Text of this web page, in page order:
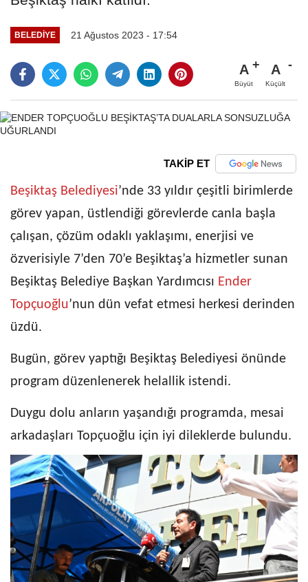
BELEDIYE 21 Ağustos 2023 - 17:54
A
Büyüt
A
Küçült
TAKİP ET
Beşiktaş Belediyesi’nde 33 yıldır çeşitli birimlerde
görev yapan, üstlendiği görevlerde canla başla
çalışan, çözüm odaklı yaklaşımı, enerjisi ve
özverisiyle 7’den 70’e Beşiktaş’a hizmetler sunan
Beşiktaş Belediye Başkan Yardımcısı Ender
Topçuoğlu’nun dün vefat etmesi herkesi derinden
üzdü.
Bugün, görev yaptığı Beşiktaş Belediyesi önünde
program düzenlenerek helallik istendi.
Duygu dolu anların yaşandığı programda, mesai
arkadaşları Topçuoğlu için iyi dileklerde bulundu.